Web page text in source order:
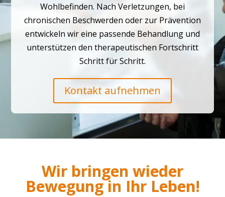
Wohlbefinden. Nach Verletzungen, bei
chronischen Beschwerden oder zur Prävention
entwickeln wir eine passende Behandlung und
unterstützen den therapeutischen Fortschritt
Schritt für Schritt.
Kontakt aufnehmen
Wir bringen wieder
Bewegung in Ihr Leben!